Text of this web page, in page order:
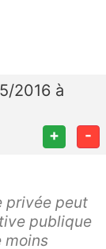
2016 à
+ -
privée peut
publique
moins